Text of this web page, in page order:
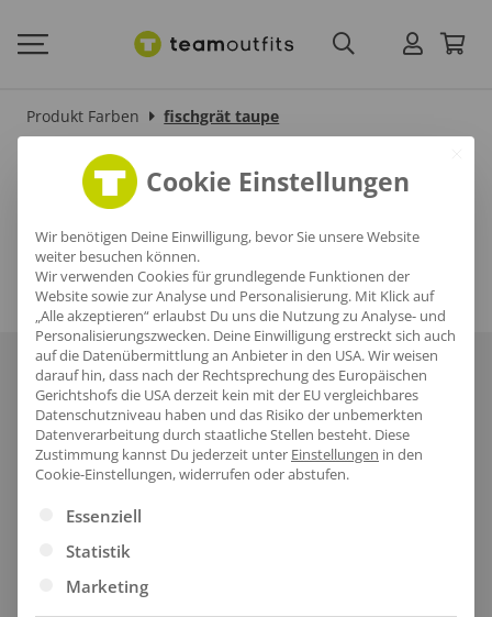
Produkt Farben fischgrät taupe
fischgrät taupe
Über unsHäufige FragenReferenzenKarriereBlog
DatenschutzAGBImpressum
Cookie Einstellungen
Wir benötigen Deine Einwilligung, bevor Sie unsere Website
weiter besuchen können.
Wir verwenden Cookies für grundlegende Funktionen der
Website sowie zur Analyse und Personalisierung. Mit Klick auf
„Alle akzeptieren“ erlaubst Du uns die Nutzung zu Analyse- und
Personalisierungszwecken. Deine Einwilligung erstreckt sich auch
auf die Datenübermittlung an Anbieter in den USA. Wir weisen
darauf hin, dass nach der Rechtsprechung des Europäischen
Gerichtshofs die USA derzeit kein mit der EU vergleichbares
Datenschutzniveau haben und das Risiko der unbemerkten
Datenverarbeitung durch staatliche Stellen besteht. Diese
Zustimmung kannst Du jederzeit unter Einstellungen in den
Cookie-Einstellungen, widerrufen oder abstufen.
Es folgt eine Liste der Service-Gruppen, für die eine
Essenziell
Statistik
Marketing